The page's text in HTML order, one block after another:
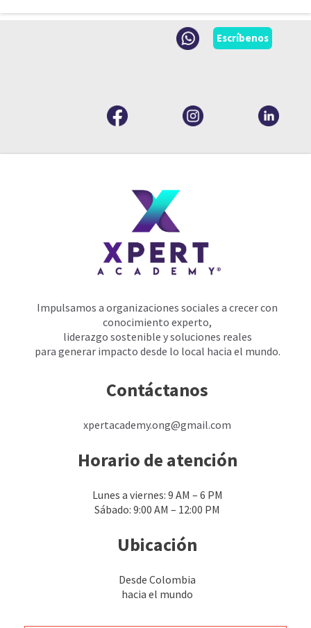
Escríbenos
Impulsamos a organizaciones sociales a crecer con
conocimiento experto,
liderazgo sostenible y soluciones reales
para generar impacto desde lo local hacia el mundo.
Contáctanos
xpertacademy.ong@gmail.com
Horario de atención
Lunes a viernes: 9 AM – 6 PM
Sábado: 9:00 AM – 12:00 PM
Ubicación
Desde Colombia
hacia el mundo